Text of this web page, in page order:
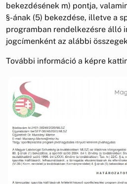
bekezdésének m) pontja,
§-ának (5) bekezdése, illetve a
programban rendelkezésre álló
jogcímenként az alábbi
További információ a képre